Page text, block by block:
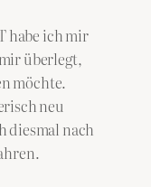
habe ich mir
überlegt,
möchte.
neu
diesmal nach